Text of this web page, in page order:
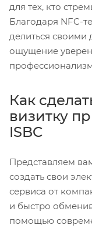
для тех, кто
Благодаря NFC-
делиться своими
ощущение
Как
визитку
ISBC
Представляем
создать свои
сервиса от
и быстро
помощью